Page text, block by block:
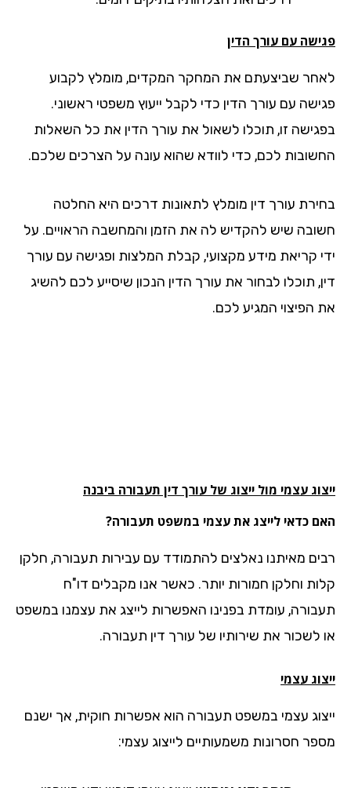
עם עורך הדין
שביצעתם את המחקר המקדים, מומלץ לקבוע
עם עורך הדין כדי לקבל ייעוץ משפטי ראשוני.
זו, תוכלו לשאול את עורך הדין את כל השאלות
לכם, כדי לוודא שהוא עונה על הצרכים שלכם.
עורך דין מומלץ לתאונות דרכים היא החלטה
שיש להקדיש לה את הזמן והמחשבה הראויים. על
קריאת מידע מקצועי, קבלת המלצות ופגישה עם עורך
תוכלו לבחור את עורך הדין הנכון שיסייע לכם להשיג
הפיצוי המגיע לכם.
עצמי מול ייצוג של עורך דין תעבורה ביבנה
כדאי לייצג את עצמי במשפט תעבורה?
מאיתנו נאלצים להתמודד עם עבירות תעבורה, חלקן
וחלקן חמורות יותר. כאשר אנו מקבלים דו"ח
עומדת בפנינו האפשרות לייצג את עצמנו במשפט
לשכור את שירותיו של עורך דין תעבורה.
עצמי
עצמי במשפט תעבורה הוא אפשרות חוקית, אך ישנם
חסרונות משמעותיים לייצוג עצמי: